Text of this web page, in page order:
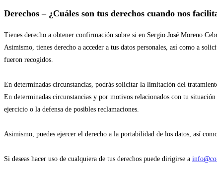
Derechos – ¿Cuáles son tus derechos cuando nos
Tienes derecho a obtener confirmación sobre si en Sergio José Moreno
Asimismo, tienes derecho a acceder a tus datos personales, así como a
fueron recogidos.
En determinadas circunstancias, podrás solicitar la limitación del
En determinadas circunstancias y por motivos relacionados con tu
ejercicio o la defensa de posibles reclamaciones.
Asimismo, puedes ejercer el derecho a la portabilidad de los datos, así
Si deseas hacer uso de cualquiera de tus derechos puede dirigirse a